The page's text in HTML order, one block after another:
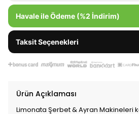
Havale ile Ödeme (%2 İndirim)
Taksit Seçenekleri
Ürün Açıklaması
Limonata Şerbet & Ayran Makineleri